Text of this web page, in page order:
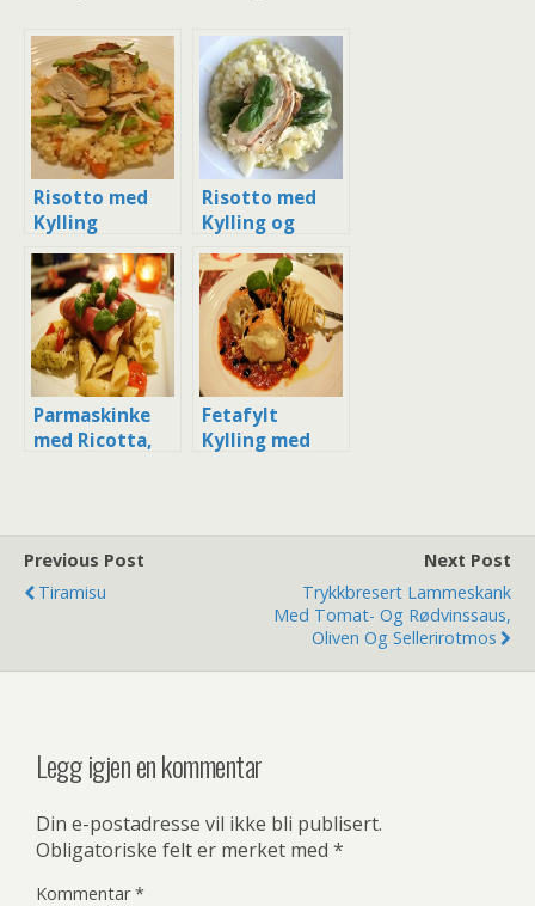
Risotto med
Kylling
Risotto med
Kylling og
Asparges
Parmaskinke
med Ricotta,
Fetafylt
Kylling med
Previous Post
Tiramisu
Next Post
Trykkbresert Lammeskank
Med Tomat- Og Rødvinssaus,
Oliven Og Sellerirotmos
Legg igjen en kommentar
Din e-postadresse vil ikke bli publisert.
Obligatoriske felt er merket med *
Kommentar*